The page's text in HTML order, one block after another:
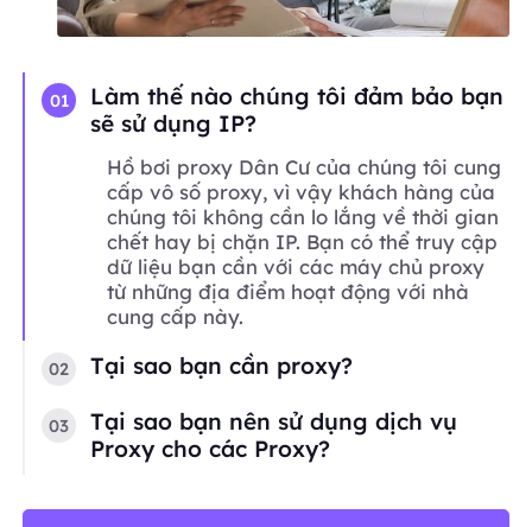
01
Làm thế nào chúng tôi đảm bảo bạn
sẽ sử dụng IP?
Hồ bơi proxy Dân Cư của chúng tôi cung
cấp vô số proxy, vì vậy khách hàng của
chúng tôi không cần lo lắng về thời gian
chết hay bị chặn IP. Bạn có thể truy cập
dữ liệu bạn cần với các máy chủ proxy
từ những địa điểm hoạt động với nhà
cung cấp này.
02 Tại sao bạn cần proxy?
03
Tại sao bạn nên sử dụng dịch vụ
Proxy cho các Proxy?